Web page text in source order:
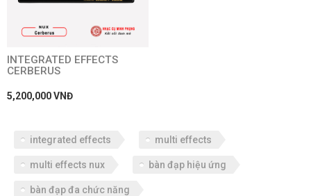
INTEGRATED EFFECTS
CERBERUS
5,200,000 VNĐ
integrated effects multi effects
multi effects nux bàn đạp hiệu ứng
bàn đạp đa chức năng